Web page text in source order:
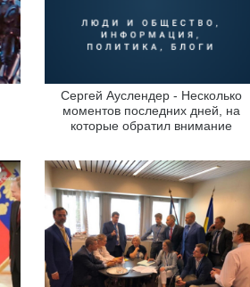
Сергей Ауслендер - Несколько
моментов последних дней, на
которые обратил внимание